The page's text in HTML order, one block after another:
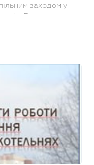
заходом у
між Енер..